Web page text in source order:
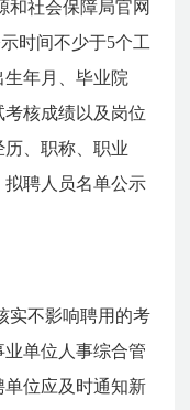
和社会保障局官网
示时间不少于5个工
年月、毕业院
核成绩以及岗位
、职称、职业
拟聘人员名单公示
实不影响聘用的考
单位人事综合管
位应及时通知新